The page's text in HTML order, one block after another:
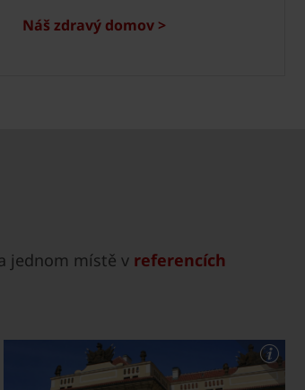
Náš zdravý domov >
jednom místě v referencích